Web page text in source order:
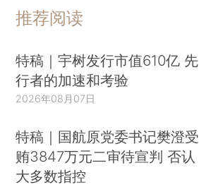
推荐阅读
特稿｜宇树发行市值610亿 先
行者的加速和考验
2026年08月07日
特稿｜国航原党委书记樊澄受
贿3847万元二审待宣判 否认
大多数指控